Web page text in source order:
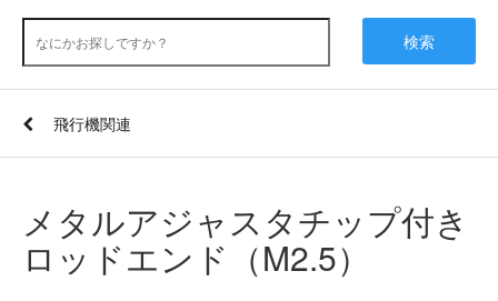
検索
飛行機関連
メタルアジャスタチップ付き
ロッドエンド（M2.5）